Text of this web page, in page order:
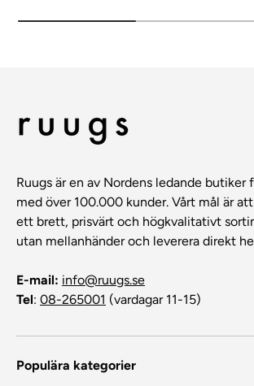
Ruugs är en av Nordens ledande
med över 100.000 kunder. Vårt mål är
ett brett, prisvärt och högkvalitativt
utan mellanhänder och leverera direkt
E-mail: info@ruugs.se
Tel: 08-265001 (vardagar 11-15)
Populära kategorier